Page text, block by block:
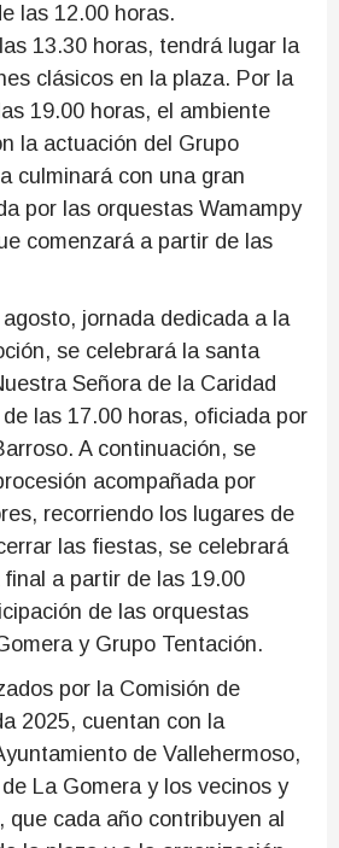
las 12.00 horas.
13.30 horas, tendrá lugar la
clásicos en la plaza. Por la
19.00 horas, el ambiente
la actuación del Grupo
culminará con una gran
por las orquestas Wamampy
comenzará a partir de las
jornada dedicada a la
se celebrará la santa
Señora de la Caridad
las 17.00 horas, oficiada por
A continuación, se
acompañada por
recorriendo los lugares de
las fiestas, se celebrará
a partir de las 19.00
de las orquestas
y Grupo Tentación.
por la Comisión de
2025, cuentan con la
de Vallehermoso,
La Gomera y los vecinos y
que cada año contribuyen al